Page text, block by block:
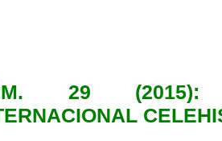
29 (2015):